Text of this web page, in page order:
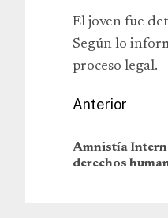
El joven fue
Según lo
proceso legal.
Anterior
Amnistía
derechos